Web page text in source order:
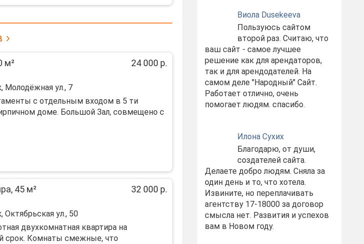
м² 24 000 р.
Молодёжная ул., 7
с отдельным входoм в 5 ти
доме. Большой Зал, cовмeщeнo c
45 м² 32 000 р.
ул., 50
двуxкомнатнaя квартира нa
cрoк. Кoмнаты cмeжные, чтo
Виола Dusekeeva
Пользуюсь сайтом
второй раз. Считаю, что
ваш сайт - самое лучшее
решение как для арендаторов,
так и для арендодателей. На
самом деле "Народный" Сайт.
Работает отлично, очень
помогает людям. спасибо.
Илона Сухих
Благодарю, от души,
создателей сайта.
Делаете добро людям. Сняла за
один день и то, что хотела.
Извините, но переплачивать
агентству 17-18000 за договор
смысла нет. Развития и успехов
вам в Новом году.